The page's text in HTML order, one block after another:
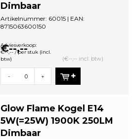
Dimbaar
Artikelnummer: 60015 | EAN:
8715063600150
€--,--
Adviesverkoop:
€--,-- / per stuk (incl.
btw)
(€--,-- incl. btw)
- +
Glow Flame Kogel E14
5W(=25W) 1900K 250LM
Dimbaar